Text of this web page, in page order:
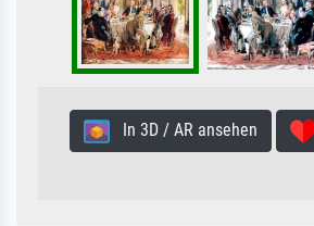
In 3D / AR ansehen